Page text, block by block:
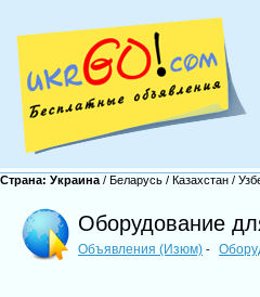
Страна: Украина / Беларусь / Казахстан /
Оборудование
Объявления (Изюм) -